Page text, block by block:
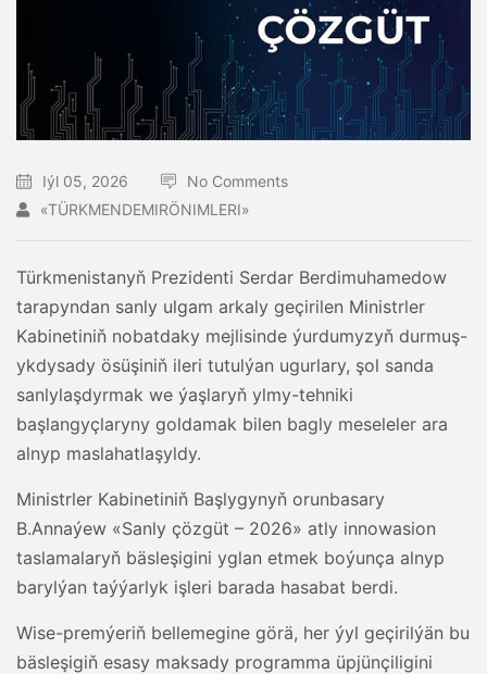
Iýl 05, 2026
No Comments
«TÜRKMENDEMIRÖNIMLERI»
Türkmenistanyň Prezidenti Serdar Berdimuhamedow
tarapyndan sanly ulgam arkaly geçirilen Ministrler
Kabinetiniň nobatdaky mejlisinde ýurdumyzyň durmuş-
ykdysady ösüşiniň ileri tutulýan ugurlary, şol sanda
sanlylaşdyrmak we ýaşlaryň ylmy-tehniki
başlangyçlaryny goldamak bilen bagly meseleler ara
alnyp maslahatlaşyldy.
Ministrler Kabinetiniň Başlygynyň orunbasary
B.Annaýew «Sanly çözgüt – 2026» atly innowasion
taslamalaryň bäsleşigini yglan etmek boýunça alnyp
barylýan taýýarlyk işleri barada hasabat berdi.
Wise-premýeriň bellemegine görä, her ýyl geçirilýän bu
bäsleşigiň esasy maksady programma üpjünçiligini